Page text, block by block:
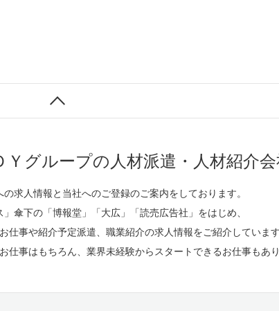
グループの人材派遣・人材紹介会
求人情報と当社へのご登録のご案内をしております。
」傘下の「博報堂」「大広」「読売広告社」をはじめ、
仕事や紹介予定派遣、職業紹介の求人情報をご紹介しています
仕事はもちろん、業界未経験からスタートできるお仕事もあり